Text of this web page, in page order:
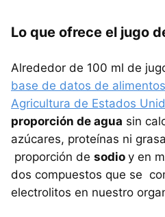
Lo que ofrece el jugo
Alrededor de 100 ml de
base de datos de
Agricultura de Estados
proporción de agua sin
azúcares, proteínas ni
proporción de sodio y en
dos compuestos que se
electrolitos en nuestro